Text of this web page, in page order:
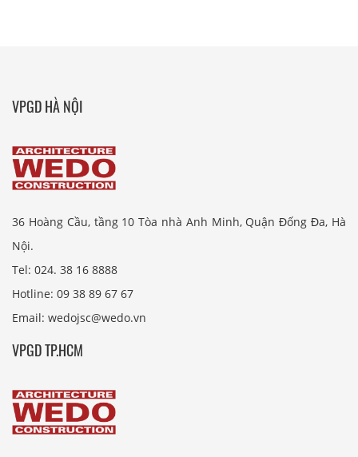
VPGD HÀ NỘI
36 Hoàng Cầu, tầng 10 Tòa nhà Anh Minh, Quận Đống Đa, Hà
Nội.
Tel: 024. 38 16 8888
Hotline: 09 38 89 67 67
Email: wedojsc@wedo.vn
VPGD TP.HCM